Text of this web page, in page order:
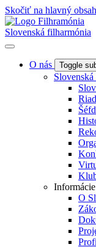
Skočiť na hlavný obsah
Slovenská filharmónia
O nás Toggle
Informácie
O